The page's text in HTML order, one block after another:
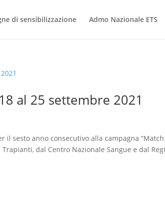
di sensibilizzazione Admo Nazionale ETS
al 25 settembre 2021
il sesto anno consecutivo alla campagna
dal Centro Nazionale Sangue e dal